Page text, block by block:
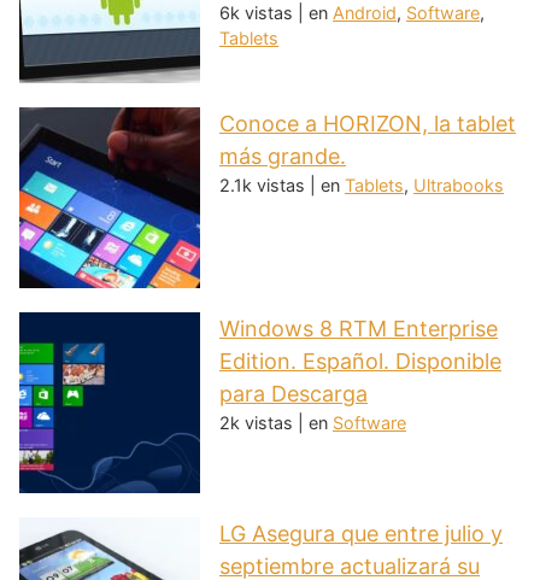
6k vistas en Android, Software,
Tablets
Conoce a HORIZON, la tablet
más grande.
2.1k vistas en Tablets, Ultrabooks
Windows 8 RTM Enterprise
Edition. Español. Disponible
para Descarga
2k vistas en Software
LG Asegura que entre julio y
septiembre actualizará su